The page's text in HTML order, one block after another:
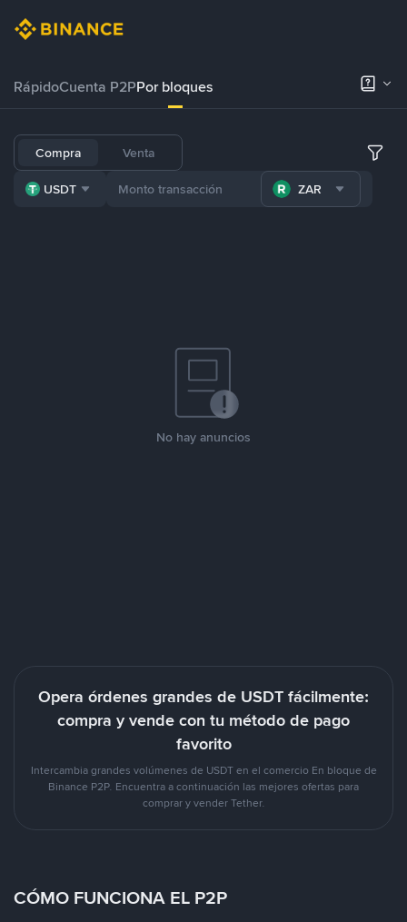
RápidoCuenta P2PPor bloques
Compra Venta
USDT ZAR
No hay anuncios
Opera órdenes grandes de USDT fácilmente:
compra y vende con tu método de pago
favorito
Intercambia grandes volúmenes de USDT en el comercio En bloque de
Binance P2P. Encuentra a continuación las mejores ofertas para
comprar y vender Tether.
CÓMO FUNCIONA EL P2P